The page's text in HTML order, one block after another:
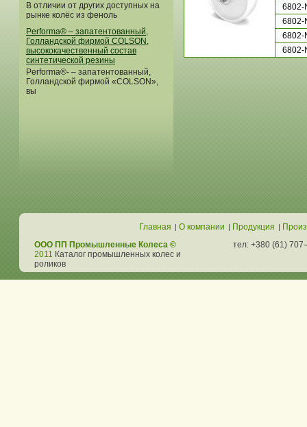
6802-
6802-
6802-
6802-
В отличии от других доступных на
рынке колёс из феноль
Performa® – запатентованный,
Голландской фирмой COLSON,
высококачественный состав
синтетической резины
Performa®- – запатентованный,
Голландской фирмой «COLSON»,
вы
Главная | О компании | Продукция |
ООО ПП Промышленные Колеса ©
2011 Каталог промышленных колес и
роликов
тел: +380 (61)